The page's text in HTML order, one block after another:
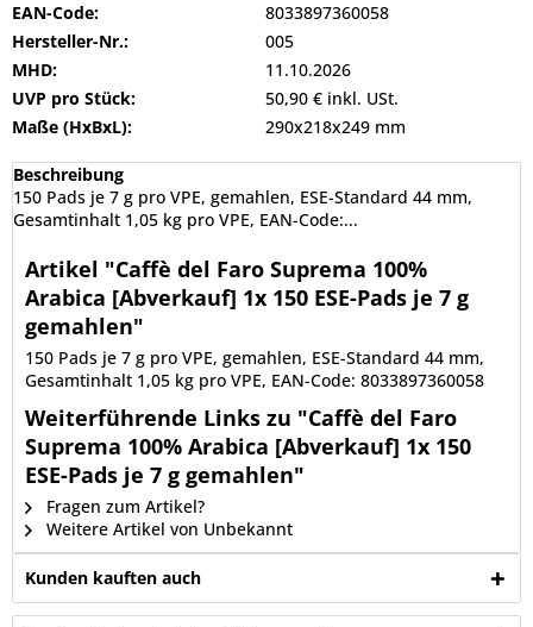
EAN-Code:
8033897360058
Hersteller-Nr.:
005
MHD:
11.10.2026
UVP pro Stück:
50,90 € inkl. USt.
Maße (HxBxL):
290x218x249 mm
Beschreibung
150 Pads je 7 g pro VPE, gemahlen, ESE-Standard 44 mm,
Gesamtinhalt 1,05 kg pro VPE, EAN-Code:...
Artikel "Caffè del Faro Suprema 100%
Arabica [Abverkauf] 1x 150 ESE-Pads je 7 g
gemahlen"
150 Pads je 7 g pro VPE, gemahlen, ESE-Standard 44 mm,
Gesamtinhalt 1,05 kg pro VPE, EAN-Code: 8033897360058
Weiterführende Links zu "Caffè del Faro
Suprema 100% Arabica [Abverkauf] 1x 150
ESE-Pads je 7 g gemahlen"
Fragen zum Artikel?
Weitere Artikel von Unbekannt
Kunden kauften auch